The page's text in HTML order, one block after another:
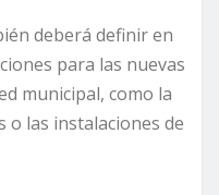
deberá definir en
para las nuevas
municipal, como la
o las instalaciones de